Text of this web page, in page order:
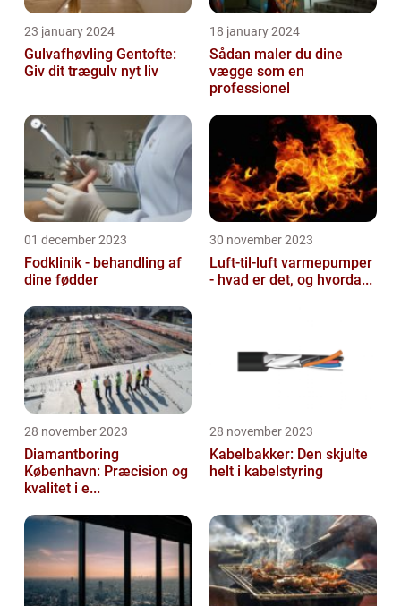
23 january 2024
Gulvafhøvling Gentofte:
Giv dit trægulv nyt liv
18 january 2024
Sådan maler du dine
vægge som en
professionel
01 december 2023
Fodklinik - behandling af
dine fødder
30 november 2023
Luft-til-luft varmepumper
- hvad er det, og hvorda...
28 november 2023
Diamantboring
København: Præcision og
kvalitet i e...
28 november 2023
Kabelbakker: Den skjulte
helt i kabelstyring